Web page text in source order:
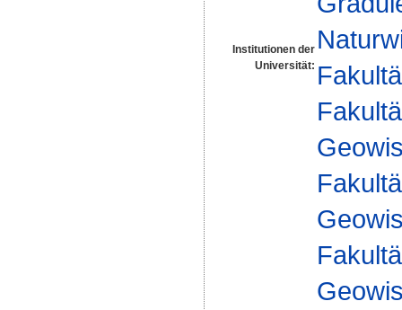
Institutionen der
Universität: